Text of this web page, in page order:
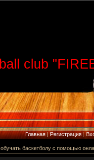
club
Главная|Регистрация|
баскетболу с помощью